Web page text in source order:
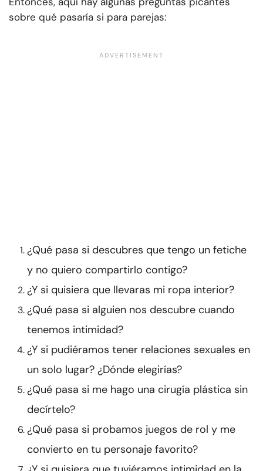
sobre qué pasaría si para parejas:
¿Qué pasa si descubres que tengo un fetiche
y no quiero compartirlo contigo?
¿Y si quisiera que llevaras mi ropa interior?
¿Qué pasa si alguien nos descubre cuando
tenemos intimidad?
¿Y si pudiéramos tener relaciones sexuales en
un solo lugar? ¿Dónde elegirías?
¿Qué pasa si me hago una cirugía plástica sin
decírtelo?
¿Qué pasa si probamos juegos de rol y me
convierto en tu personaje favorito?